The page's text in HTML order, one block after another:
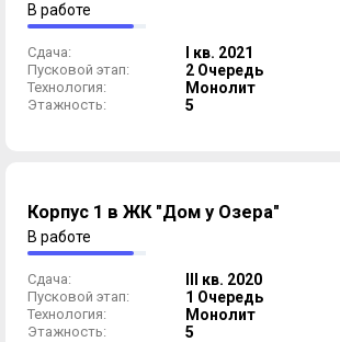
В работе
Сдача: I кв. 2021
Пусковой этап: 2 Очередь
Технология: Монолит
Этажность: 5
Корпус 1 в ЖК "Дом у Озера"
В работе
Сдача: III кв. 2020
Пусковой этап: 1 Очередь
Технология: Монолит
Этажность: 5